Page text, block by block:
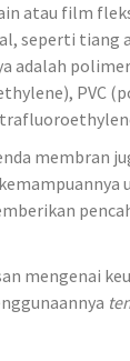
atau film
seperti tiang
adalah
PVC
membran
mengenai